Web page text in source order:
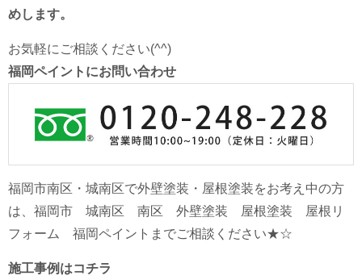
めします。
お気軽にご相談ください(^^)
福岡ペイントにお問い合わせ
福岡市南区・城南区で外壁塗装・屋根塗装をお考え中の方
は、福岡市 城南区 南区 外壁塗装 屋根塗装 屋根リ
フォーム 福岡ペイントまでご相談ください★☆
施工事例はコチラ